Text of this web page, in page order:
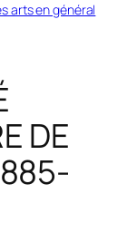
arts en général
DE